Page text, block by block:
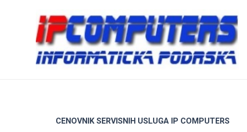
CENOVNIK SERVISNIH USLUGA IP COMPUTERS